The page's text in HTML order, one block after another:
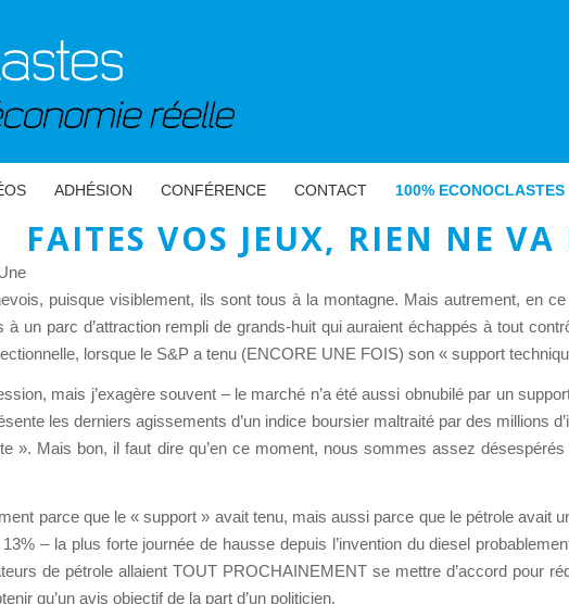
ADHÉSION CONFÉRENCE CONTACT 100% ECONOCLASTES
FAITES VOS JEUX, RIEN NE VA
puisque visiblement, ils sont tous à la montagne. Mais autrement, en
un parc d’attraction rempli de grands-huit qui auraient échappés à tout
lorsque le S&P a tenu (ENCORE UNE FOIS) son « support
mais j’exagère souvent – le marché n’a été aussi obnubilé par un
les derniers agissements d’un indice boursier maltraité par des millions
». Mais bon, il faut dire qu’en ce moment, nous sommes assez
parce que le « support » avait tenu, mais aussi parce que le pétrole avait
– la plus forte journée de hausse depuis l’invention du diesel
de pétrole allaient TOUT PROCHAINEMENT se mettre d’accord pour
qu’un avis objectif de la part d’un politicien.